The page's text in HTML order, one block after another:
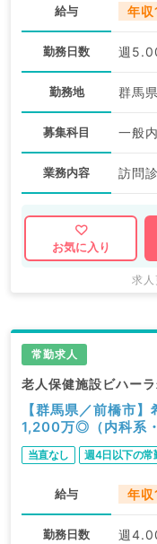
給与 年
勤務日数 週
勤務地 群馬
募集科目 一般
業務内容 訪問
お気に入り
求
常勤求人
老人保健施設ビハー
【群馬県／前橋市
1,200万◎（内科系
当直なし 週4日以下の常
給与 年
勤務日数 週